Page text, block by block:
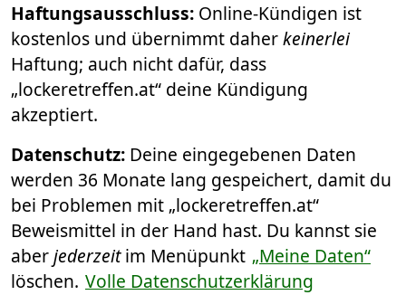
Haftungsausschluss: Online-Kündigen ist
kostenlos und übernimmt daherkeinerlei
Haftung; auch nicht dafür, dass
„lockeretreffen.at“ deine Kündigung
akzeptiert.
Datenschutz: Deine eingegebenen Daten
werden 36 Monate lang gespeichert, damit du
bei Problemen mit „lockeretreffen.at“
Beweismittel in der Hand hast. Du kannst sie
aberjederzeitim Menüpunkt „Meine Daten“
löschen. Volle Datenschutzerklärung